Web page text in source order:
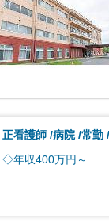
正看護師 病院 常勤
◇年収400万円～